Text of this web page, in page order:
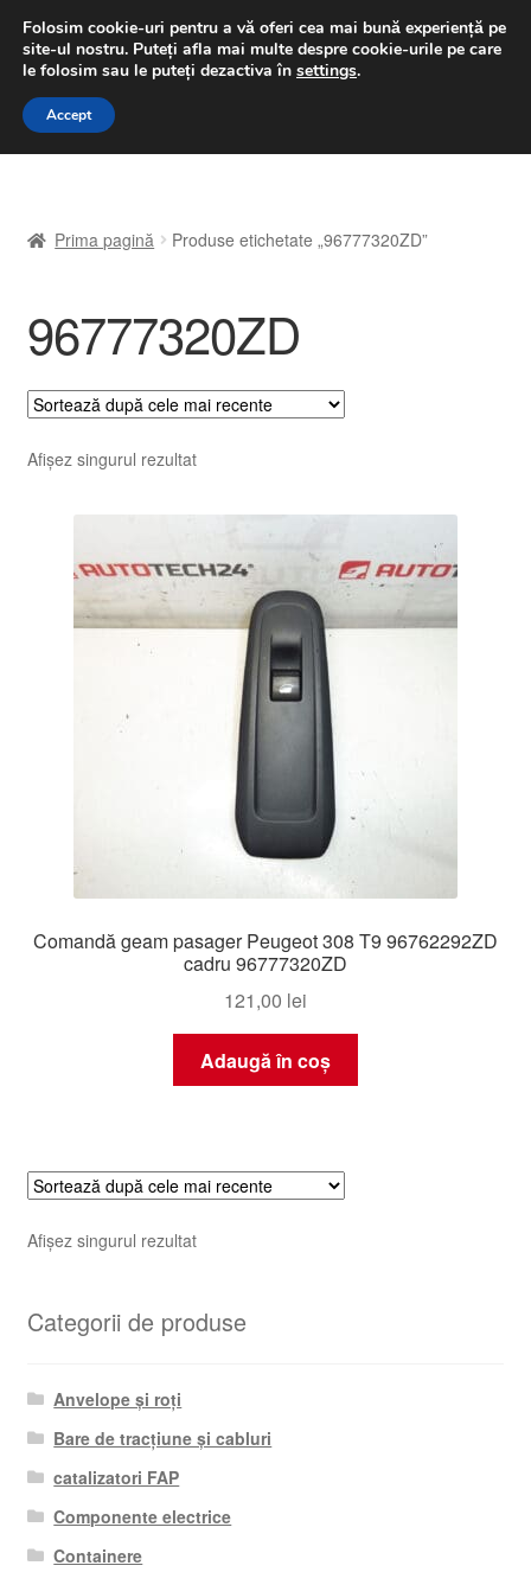
LIVRARE de la 33 lei
luni-vineri 9 a.m. - 4 p.m.031 229 6816
Sari
Sari
A lua legatura
Contul meu
Coș
Despre noi
Finalizare comandă
Livrare
Livrare în toată lumea
Politică de confidențialitate
Termeni si conditii
Prima pagină Produse etichetate „96777320ZD”
96777320ZD
Afișez singurul rezultat
Comandă geam pasager Peugeot 308 T9 96762292ZD
cadru 96777320ZD
121,00 lei
Adaugă în coș
Afișez singurul rezultat
Categorii de produse
Anvelope și roți
Bare de tracțiune și cabluri
catalizatori FAP
Componente electrice
Containere
Folosim cookie-uri pentru a vă oferi cea mai bună experiență pe
site-ul nostru. Puteți afla mai multe despre cookie-urile pe care
le folosim sau le puteți dezactiva în settings.
Accept